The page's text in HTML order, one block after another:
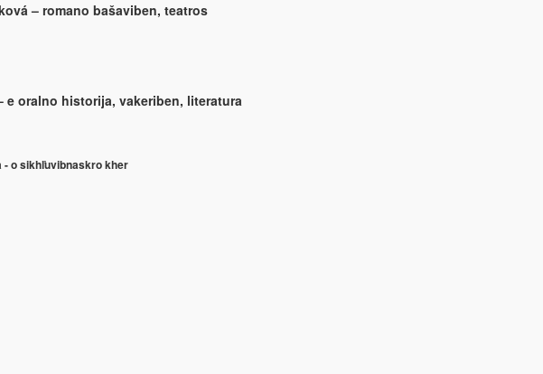
– romano bašaviben, teatros
e oralno historija, vakeriben, literatura
- o sikhľuvibnaskro kher